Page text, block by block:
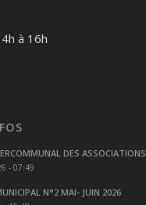
à 16h
DES ASSOCIATIONS
- 07:49
N°2 MAI- JUIN 2026